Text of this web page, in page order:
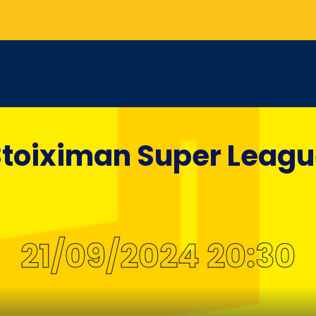
Super
21/09/2024 20:30